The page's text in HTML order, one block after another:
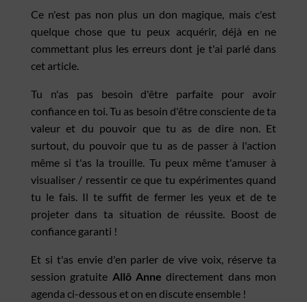
Ce n'est pas non plus un don magique, mais c'est
quelque chose que tu peux acquérir, déjà en ne
commettant plus les erreurs dont je t'ai parlé dans
cet article.
Tu n'as pas besoin d'être parfaite pour avoir
confiance en toi. Tu as besoin d'être consciente de ta
valeur et du pouvoir que tu as de dire non. Et
surtout, du pouvoir que tu as de passer à l'action
même si t'as la trouille. Tu peux même t'amuser à
visualiser / ressentir ce que tu expérimentes quand
tu le fais. Il te suffit de fermer les yeux et de te
projeter dans ta situation de réussite. Boost de
confiance garanti !
Et si t'as envie d'en parler de vive voix, réserve ta
session gratuite Allô Anne directement dans mon
agenda ci-dessous et on en discute ensemble !